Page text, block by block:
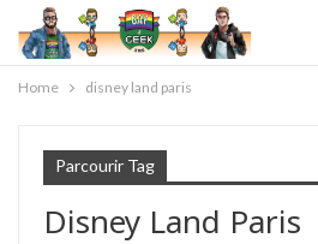
Home disney land paris
Parcourir Tag
Disney Land Paris